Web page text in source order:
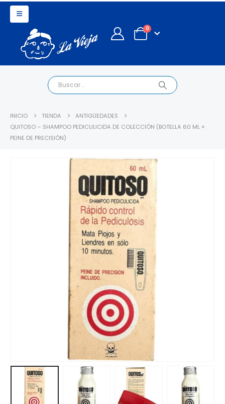
0
INICIO TIENDA
ANTIGÜEDADES
QUITOSO – SHAMPOO PEDICULICIDA DE COLECCIÓN (BOTELLA 60 ML +
PEINE DE PRECISIÓN)